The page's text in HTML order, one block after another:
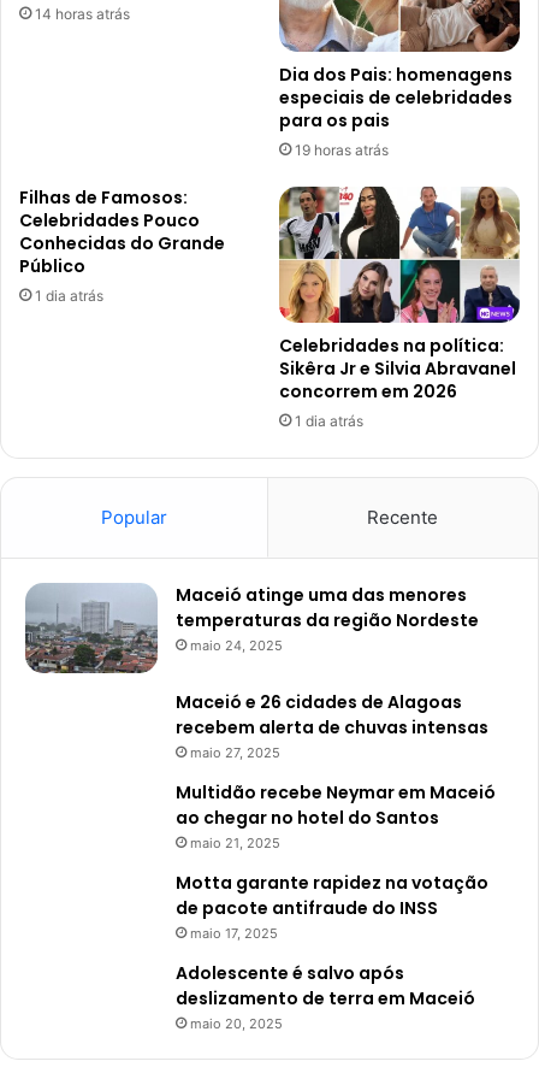
14 horas atrás
Dia dos Pais: homenagens
especiais de celebridades
para os pais
19 horas atrás
Filhas de Famosos:
Celebridades Pouco
Conhecidas do Grande
Público
1 dia atrás
Celebridades na política:
Sikêra Jr e Silvia Abravanel
concorrem em 2026
1 dia atrás
Popular Recente
Maceió atinge uma das menores
temperaturas da região Nordeste
maio 24, 2025
Maceió e 26 cidades de Alagoas
recebem alerta de chuvas intensas
maio 27, 2025
Multidão recebe Neymar em Maceió
ao chegar no hotel do Santos
maio 21, 2025
Motta garante rapidez na votação
de pacote antifraude do INSS
maio 17, 2025
Adolescente é salvo após
deslizamento de terra em Maceió
maio 20, 2025